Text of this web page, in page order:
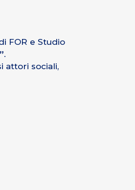
FOR e Studio
.
attori sociali,